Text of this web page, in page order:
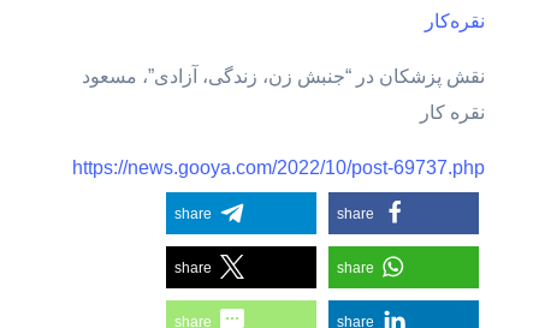
نقره‌کار
نقش پزشکان در “جنبش زن، زندگی، آزادی”، مسعود
نقره کار
https://news.gooya.com/2022/10/post-69737.php
share
share
share
share
share
share